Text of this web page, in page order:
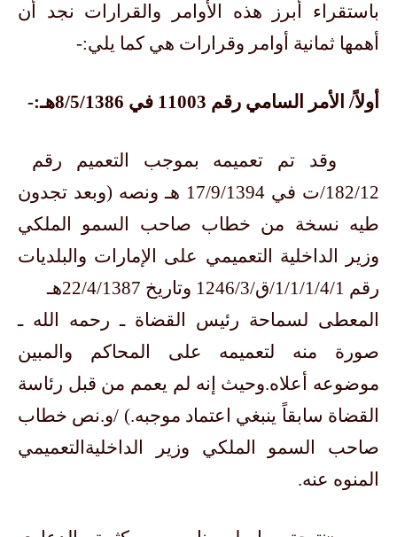
باستقراء أبرز هذه الأوامر والقرارات نجد أن
أهمها ثمانية أوامر وقرارات هي كما يلي:-
أولاً/ الأمر السامي رقم 11003 في 8/5/1386هـ:-
وقد تم تعميمه بموجب التعميم رقم
182/12/ت في 17/9/1394 هـ ونصه (وبعد تجدون
طيه نسخة من خطاب صاحب السمو الملكي
وزير الداخلية التعميمي على الإمارات والبلديات
رقم 1/1/1/4/1/ق/1246/3 وتاريخ 22/4/1387هـ
المعطى لسماحة رئيس القضاة ـ رحمه الله ـ
صورة منه لتعميمه على المحاكم والمبين
موضوعه أعلاه.وحيث إنه لم يعمم من قبل رئاسة
القضاة سابقاً ينبغي اعتماد موجبه.) /و.نص خطاب
صاحب السمو الملكي وزير الداخليةالتعميمي
المنوه عنه.